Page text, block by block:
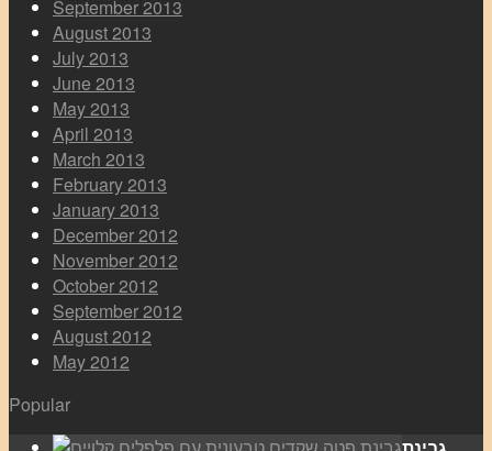
September 2013
August 2013
July 2013
June 2013
May 2013
April 2013
March 2013
February 2013
January 2013
December 2012
November 2012
October 2012
September 2012
August 2012
May 2012
Popular